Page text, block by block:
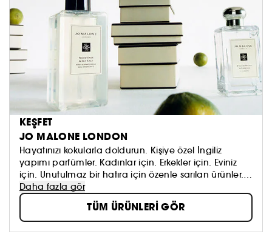
KEŞFET
JO MALONE LONDON
Hayatınızı kokularla doldurun. Kişiye özel İngiliz
yapımı parfümler. Kadınlar için. Erkekler için. Eviniz
için. Unutulmaz bir hatıra için özenle sarılan ürünler.
Kendi imzanızı oluşturun. Saf bir stil. İnce zevk ve sıra
dışı anlayışla tasarlanmıştır. Cesaret dokunuşuyla
zarafeti bir araya getirir. Zamansız ve zarif... fakat her
zaman bir tutam çekicilik, neşe ve hayal gücüyle.
Daha fazla gör
TÜM ÜRÜNLERİ GÖR